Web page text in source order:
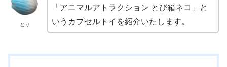
とり
「アニマルアトラクション とび箱ネコ」と
いうカプセルトイを紹介いたします。